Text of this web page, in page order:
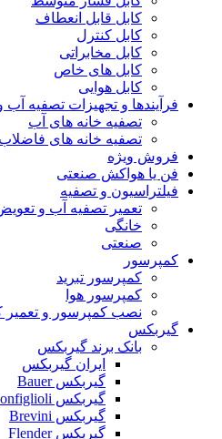
کابل قابل انعطاف
کابل کنترل
کابل مخابراتی
کابل های خاص
کابل هوایی
فرآیندها و تجهیزات تصفیه
تصفیه خانه های آب
تصفیه خانه های فاضلاب
فروش ویژه
فن یا هواکش صنعتی
فیلتراسیون و تصفیه
تعمیر تصفیه آب و تعویض
خانگی
صنعتی
کمپرسور
کمپرسور تبرید
کمپرسور هوا
نصب کمپرسور و تعمیر
گیربکس
بانک برند گیربکس
ایران گیربکس
گیربکس Bauer
گیربکس Bonfiglioli
گیربکس Brevini
گیربکس Flender